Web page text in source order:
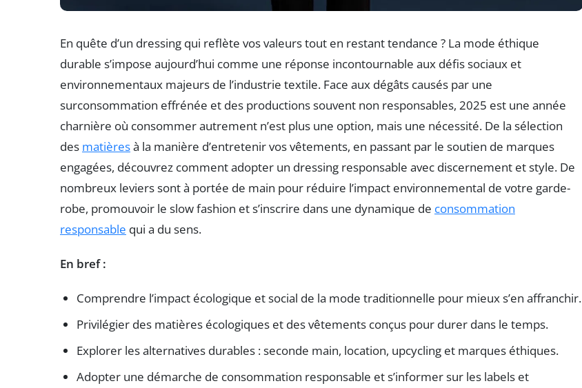
En quête d’un dressing qui reflète vos valeurs tout en restant tendance ? La mode éthique
durable s’impose aujourd’hui comme une réponse incontournable aux défis sociaux et
environnementaux majeurs de l’industrie textile. Face aux dégâts causés par une
surconsommation effrénée et des productions souvent non responsables, 2025 est une année
charnière où consommer autrement n’est plus une option, mais une nécessité. De la sélection
des matièresà la manière d’entretenir vos vêtements, en passant par le soutien de marques
engagées, découvrez comment adopter un dressing responsable avec discernement et style. De
nombreux leviers sont à portée de main pour réduire l’impact environnemental de votre garde-
robe, promouvoir le slow fashion et s’inscrire dans une dynamique de consommation
responsable qui a du sens.
En bref :
Comprendre l’impact écologique et social de la mode traditionnelle pour mieux s’en affranchir.
Privilégier des matières écologiques et des vêtements conçus pour durer dans le temps.
Explorer les alternatives durables : seconde main, location, upcycling et marques éthiques.
Adopter une démarche de consommation responsable et s’informer sur les labels et